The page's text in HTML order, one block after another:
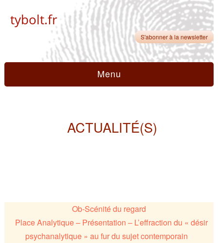
tybolt.fr
S'abonner à la newsletter
Menu
ACTUALITÉ(S)
Ob-Scénité du regard
Place Analytique – Présentation – L’effraction du « désir
psychanalytique » au fur du sujet contemporain